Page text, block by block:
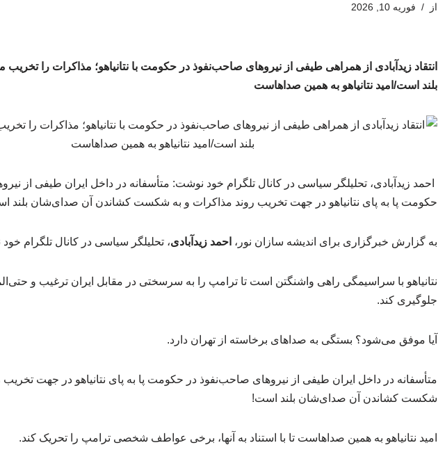
از فوریه 10, 2026
انتقاد زیدآبادی از همراهی طیفی از نیروهای صاحب‌نفوذ در حکومت با نتانیاهو؛ مذاکرات را
بلند است/امید نتانیاهو به همین صداهاست
احمد زیدآبادی، تحلیلگر سیاسی در کانال تلگرام خود نوشت: متأسفانه در داخل ایران طیفی از
حکومت پا به پای نتانیاهو در جهت تخریب روند مذاکرات و به شکست کشاندن آن صدای‌شان بلند
به گزارش خبرگزاری برای اندیشه سازان نور، احمد زیدآبادی، تحلیلگر سیاسی در کانال تلگرام
نتانیاهو با سراسیمگی راهی واشنگتن است تا ترامپ را به سرسختی در مقابل ایران ترغیب و
جلوگیری کند.
آیا موفق می‌شود؟ بستگی به صداهای برخاسته از تهران دارد.
متأسفانه در داخل ایران طیفی از نیروهای صاحب‌نفوذ در حکومت پا به پای نتانیاهو در جهت تخریب
شکست کشاندن آن صدای‌شان بلند است!
امید نتانیاهو به همین صداهاست تا با استناد به آنها، برخی عواطف شخصی ترامپ را تحریک کند.